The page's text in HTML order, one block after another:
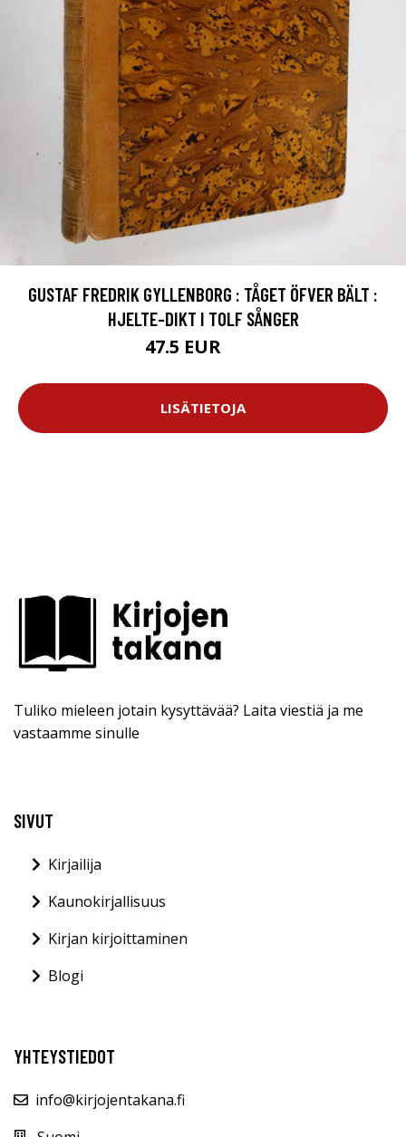
GUSTAF FREDRIK GYLLENBORG : TÅGET ÖFVER BÄLT :
HJELTE-DIKT I TOLF SÅNGER
47.5 EUR
LISÄTIETOJA
Tuliko mieleen jotain kysyttävää? Laita viestiä ja me
vastaamme sinulle
SIVUT
Kirjailija
Kaunokirjallisuus
Kirjan kirjoittaminen
Blogi
YHTEYSTIEDOT
info@kirjojentakana.fi